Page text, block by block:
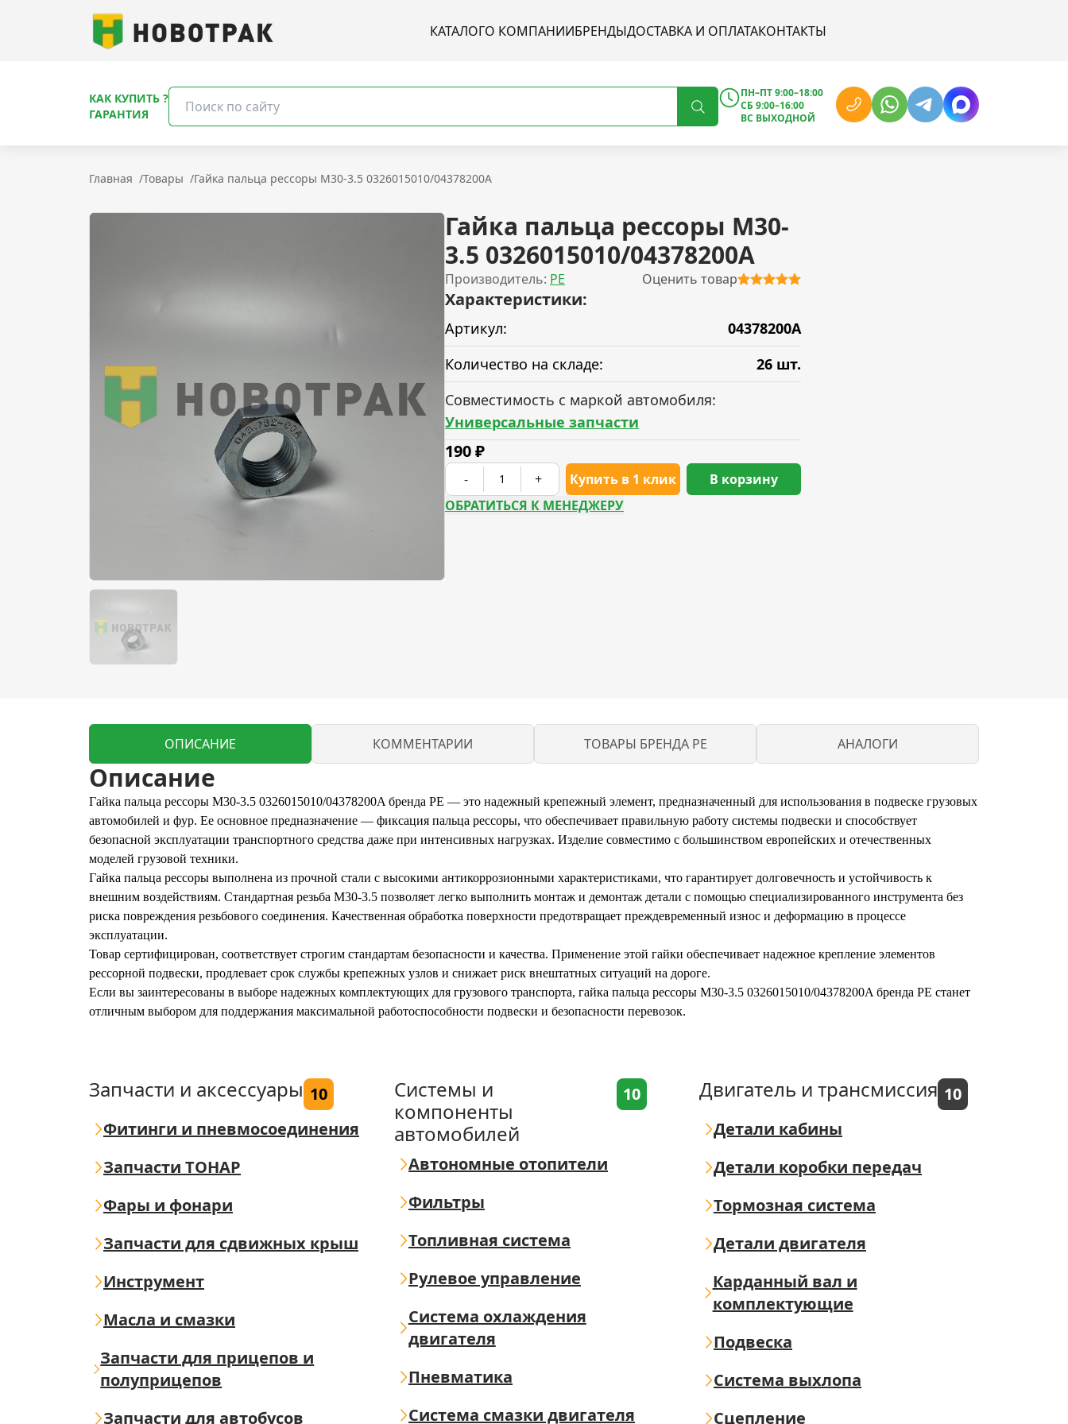
КАТАЛОГО КОМПАНИИБРЕНДЫДОСТАВКА И ОПЛАТАКОНТАКТЫ
КАК КУПИТЬ ?
ГАРАНТИЯ
ПН–ПТ 9:00–18:00
СБ 9:00–16:00
ВС ВЫХОДНОЙ
Главная /Товары /Гайка пальца рессоры M30-3.5 0326015010/04378200A
Гайка пальца рессоры M30-
3.5 0326015010/04378200A
Производитель: PE Оценить товар
Характеристики:
Артикул:
04378200A
Количество на складе:
26 шт.
Совместимость с маркой автомобиля:
Универсальные запчасти
190₽
- + Купить в 1 клик
В корзину
ОБРАТИТЬСЯ К МЕНЕДЖЕРУ
ОПИСАНИЕ КОММЕНТАРИИ ТОВАРЫ БРЕНДА PE АНАЛОГИ
Описание
Гайка пальца рессоры M30-3.5 0326015010/04378200A бренда PE — это надежный крепежный элемент, предназначенный для использования в подвеске грузовых
автомобилей и фур. Ее основное предназначение — фиксация пальца рессоры, что обеспечивает правильную работу системы подвески и способствует
безопасной эксплуатации транспортного средства даже при интенсивных нагрузках. Изделие совместимо с большинством европейских и отечественных
моделей грузовой техники.
Гайка пальца рессоры выполнена из прочной стали с высокими антикоррозионными характеристиками, что гарантирует долговечность и устойчивость к
внешним воздействиям. Стандартная резьба M30-3.5 позволяет легко выполнить монтаж и демонтаж детали с помощью специализированного инструмента без
риска повреждения резьбового соединения. Качественная обработка поверхности предотвращает преждевременный износ и деформацию в процессе
эксплуатации.
Товар сертифицирован, соответствует строгим стандартам безопасности и качества. Применение этой гайки обеспечивает надежное крепление элементов
рессорной подвески, продлевает срок службы крепежных узлов и снижает риск внештатных ситуаций на дороге.
Если вы заинтересованы в выборе надежных комплектующих для грузового транспорта, гайка пальца рессоры M30-3.5 0326015010/04378200A бренда PE станет
отличным выбором для поддержания максимальной работоспособности подвески и безопасности перевозок.
Запчасти и аксессуары 10
Фитинги и пневмосоединения
Запчасти ТОНАР
Фары и фонари
Запчасти для сдвижных крыш
Инструмент
Масла и смазки
Запчасти для прицепов и
полуприцепов
Запчасти для автобусов
Системы и
компоненты
автомобилей
10
Автономные отопители
Фильтры
Топливная система
Рулевое управление
Система охлаждения
двигателя
Пневматика
Система смазки двигателя
Двигатель и трансмиссия 10
Детали кабины
Детали коробки передач
Тормозная система
Детали двигателя
Карданный вал и
комплектующие
Подвеска
Система выхлопа
Сцепление